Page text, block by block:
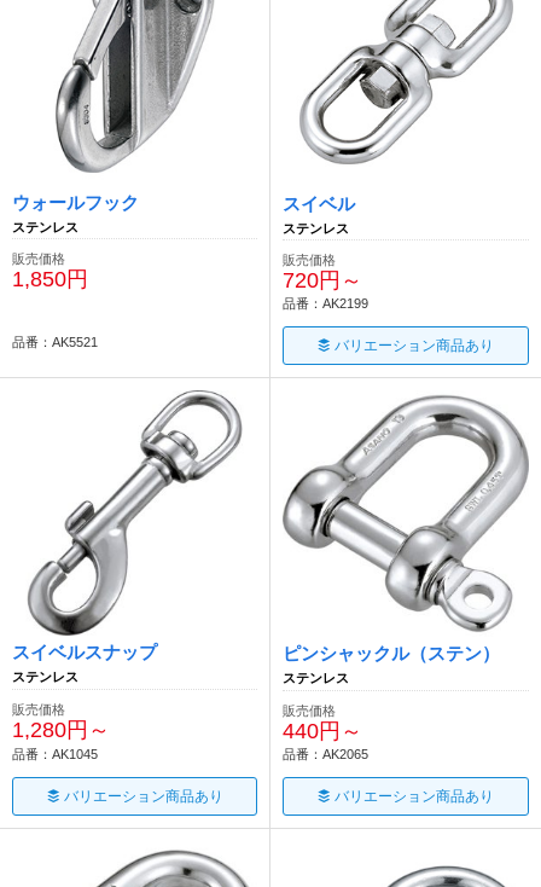
ウォールフック
ステンレス
販売価格
1,850円
品番：AK5521
スイベル
ステンレス
販売価格
720円～
品番：AK2199
バリエーション商品あり
スイベルスナップ
ステンレス
販売価格
1,280円～
品番：AK1045
バリエーション商品あり
ピンシャックル（ステン）
ステンレス
販売価格
440円～
品番：AK2065
バリエーション商品あり